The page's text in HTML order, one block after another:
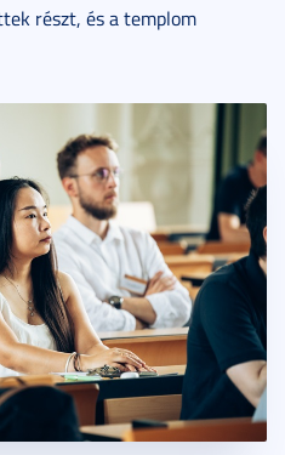
részt, és a templom